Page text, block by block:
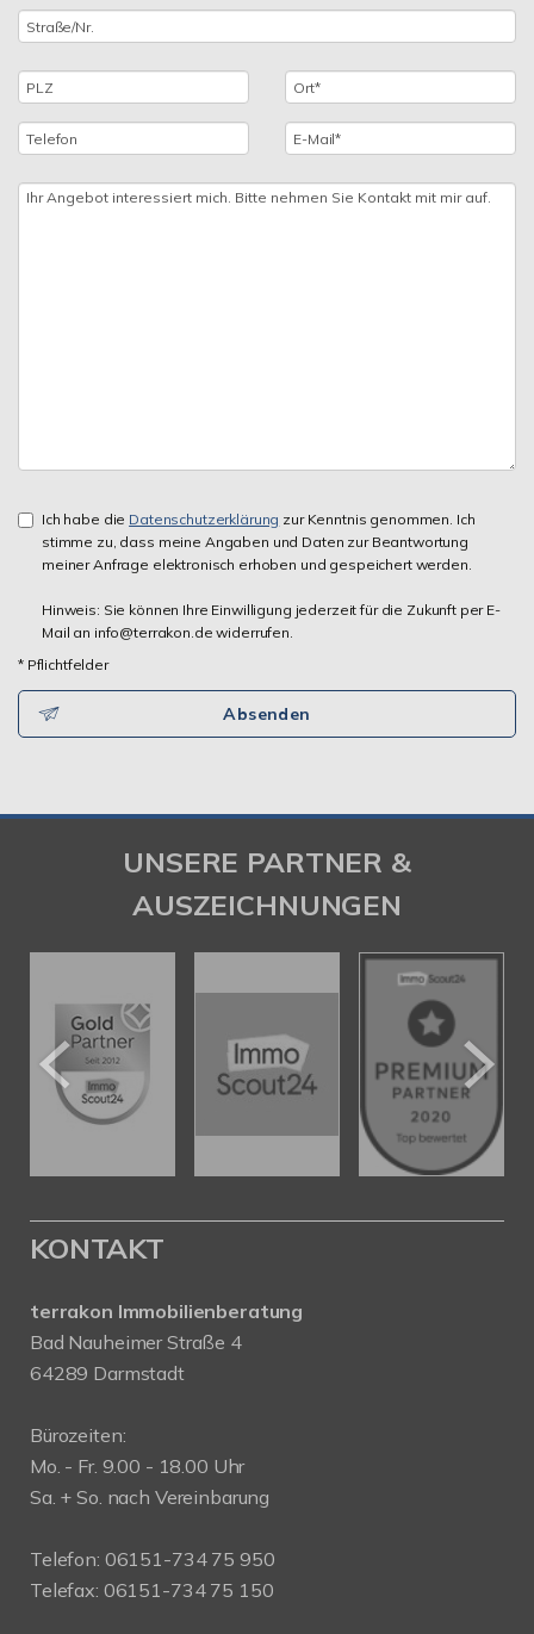
Ich habe die Datenschutzerklärung zur Kenntnis genommen. Ich
stimme zu, dass meine Angaben und Daten zur Beantwortung
meiner Anfrage elektronisch erhoben und gespeichert werden.
Hinweis: Sie können Ihre Einwilligung jederzeit für die Zukunft per E-
Mail an info@terrakon.de widerrufen.
* Pflichtfelder
Absenden
UNSERE PARTNER &
AUSZEICHNUNGEN
KONTAKT
terrakon Immobilienberatung
Bad Nauheimer Straße 4
64289 Darmstadt
Bürozeiten:
Mo. - Fr. 9.00 - 18.00 Uhr
Sa. + So. nach Vereinbarung
Telefon: 06151-734 75 950
Telefax: 06151-734 75 150